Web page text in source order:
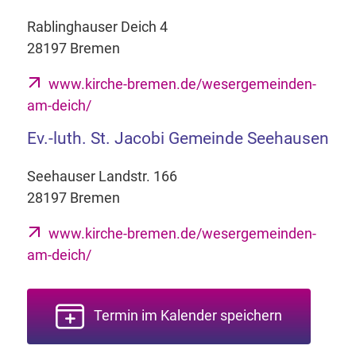
Rablinghauser Deich 4
28197 Bremen
www.kirche-bremen.de/wesergemeinden-
am-deich/
Ev.-luth. St. Jacobi Gemeinde Seehausen
Seehauser Landstr. 166
28197 Bremen
www.kirche-bremen.de/wesergemeinden-
am-deich/
Termin im Kalender speichern